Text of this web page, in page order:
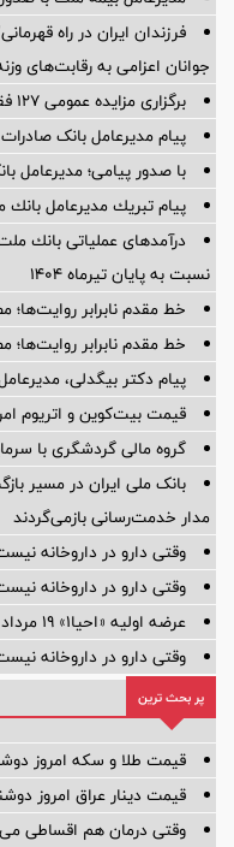
فرزندان ایران در راه
جوانان اعزامی به رقابت‌های
برگزاری مزایده عمومی 127 فقره از املاك مازاد بانك ملت
پیام مدیرعامل بانک
با صدور پیامی؛ مدیرعامل
پیام تبریك مدیرعامل
نسبت به پایان تیرماه 1404
خط مقدم نابرابر
خط مقدم نابرابر
پیام دکتر بیگدلی،
قیمت بیت‌کوین و اتریوم امروز
گروه مالی گردشگری با
بانک ملی ایران در مسیر
مدار خدمت‌رسانی بازمی‌گردند
وقتی دارو در داروخانه
وقتی دارو در داروخانه
عرضه اولیه «احیا۱» ۱۹ مرداد در فرابورس
وقتی دارو در داروخانه
پر بحث ترین
قیمت طلا و سکه امروز دوشنبه ۵
قیمت دینار عراق امروز دوشنبه ۵ مرداد
وقتی درمان هم اقساطی